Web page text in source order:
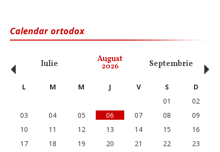
Calendar ortodox
Iulie August
2026 Septembrie
‹ L M M J V S
D
01
02
03
04 05 06 07 08
09
10
11 12 13 14 15
16
17
18 19 20 21 22
23